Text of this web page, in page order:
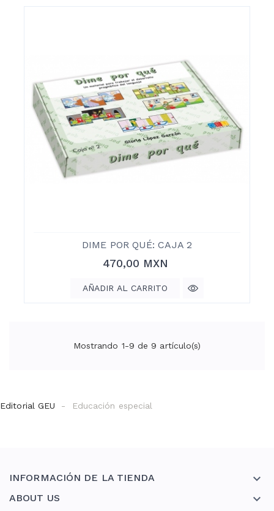
DIME POR QUÉ: CAJA 2
Precio
470,00 MXN
AÑADIR AL CARRITO
Mostrando 1-9 de 9 artículo(s)
Editorial GEU Educación especial
INFORMACIÓN DE LA TIENDA 
ABOUT US 